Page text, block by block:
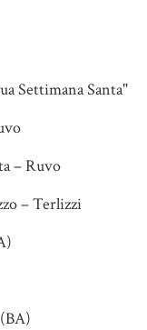
Settimana Santa"
– Ruvo
– Terlizzi